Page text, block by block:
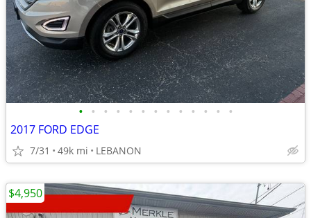
• • • • • • • • • • • • •
2017 FORD EDGE
7/31 49k mi LEBANON
$4,950